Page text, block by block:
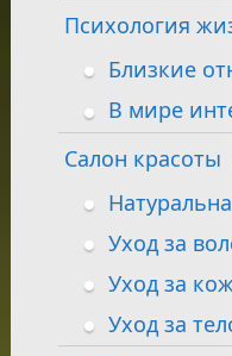
Психология
Близкие
В мире
Салон красоты
Уход за
Уход за
Уход за